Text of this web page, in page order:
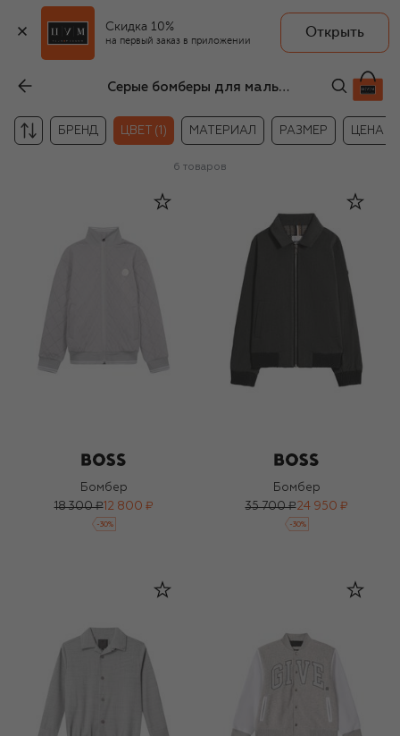
Скидка 10%
на первый заказ в приложении
Открыть
Серые бомберы для мальчиков
БРЕНД ЦВЕТ (1) МАТЕРИАЛ РАЗМЕР ЦЕНА
6 товаров
Бомбер
18 300 ₽12 800 ₽
-30%
Бомбер
35 700 ₽24 950 ₽
-30%